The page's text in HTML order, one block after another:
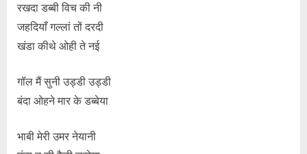
रखदा डब्बी विच की नी
जहदियाँ गल्लां तों दरदी
खंडा कीथे ओही ते नई
गॉल मैं सुनी उड्डी उड्डी
बंदा ओहने मार के डब्बेया
भाबी मेरी उमर नेयानी